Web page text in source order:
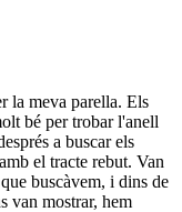
la meva parella. Els
bé per trobar l'anell
a buscar els
el tracte rebut. Van
buscàvem, i dins de
van mostrar, hem